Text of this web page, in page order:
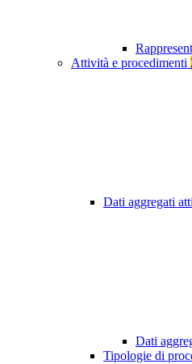
Attività e procedimenti
Dati aggregati
Dati
Tipologie di